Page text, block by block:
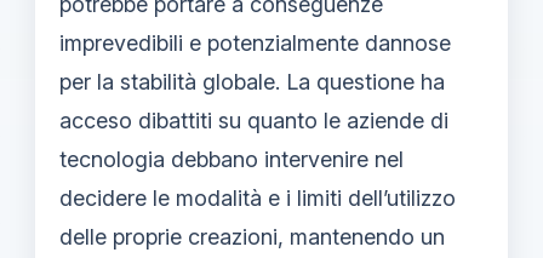
imprevedibili e potenzialmente dannose
per la stabilità globale. La questione ha
acceso dibattiti su quanto le aziende di
tecnologia debbano intervenire nel
decidere le modalità e i limiti dell’utilizzo
delle proprie creazioni, mantenendo un